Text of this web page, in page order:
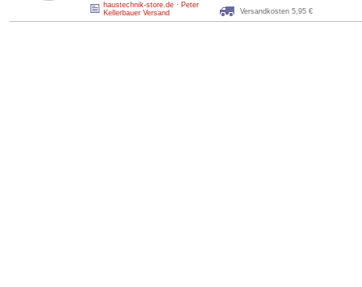
haustechnik-store.de · Peter
Kellerbauer Versand
Versandkosten 5,95 €